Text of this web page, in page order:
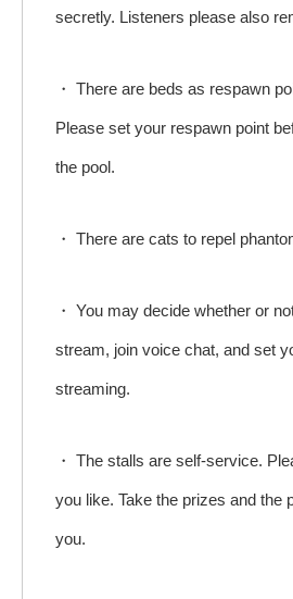
secretly. Listeners please also
・ There are beds as respawn
Please set your respawn point
the pool.
・ There are cats to repel
・ You may decide whether or
stream, join voice chat, and set
streaming.
・ The stalls are self-service.
you like. Take the prizes and the
you.